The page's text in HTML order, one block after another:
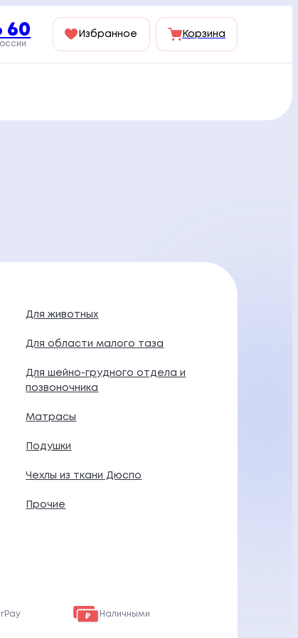
60 Избранное Корзина
Для животных
Для области малого таза
Для шейно-грудного отдела и
позвоночника
Матрасы
Подушки
Чехлы из ткани Дюспо
Прочие
Наличными